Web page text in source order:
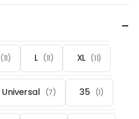
(11) L (11) XL (11)
Universal (7) 35 (1)